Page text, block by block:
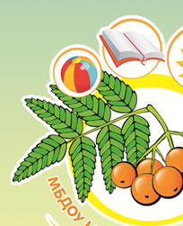
Версия для слабовидящих: